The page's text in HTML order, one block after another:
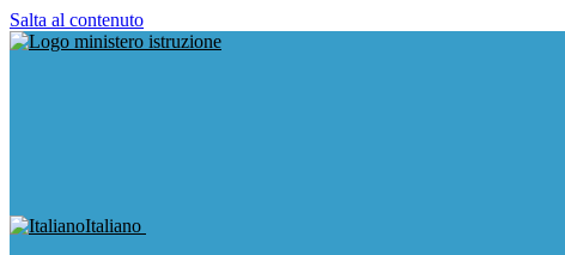
Salta al contenuto
Italiano